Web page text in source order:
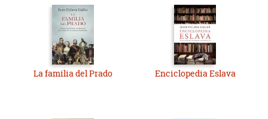
La familia del Prado Enciclopedia Eslava